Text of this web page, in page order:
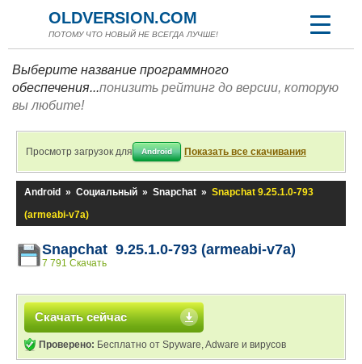
OLDVERSION.COM
ПОТОМУ ЧТО НОВЫЙ НЕ ВСЕГДА ЛУЧШЕ!
Выберите название программного
обеспечения...понизить рейтинг до версии, которую
вы любите!
Просмотр загрузок для Android Показать все скачивания
Android » Социальный » Snapchat » Snapchat 9.25.1.0-793
(armeabi-v7a)
Snapchat 9.25.1.0-793 (armeabi-v7a)
7 791 Скачать
Скачать сейчас
Проверено: Бесплатно от Spyware, Adware и вирусов